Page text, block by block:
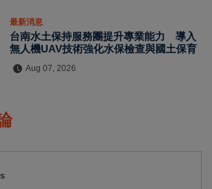
最新消息
台南水土保持服務團提升專業能力 導入
無人機UAV技術強化水保檢查與國土保育
Aug 07, 2026